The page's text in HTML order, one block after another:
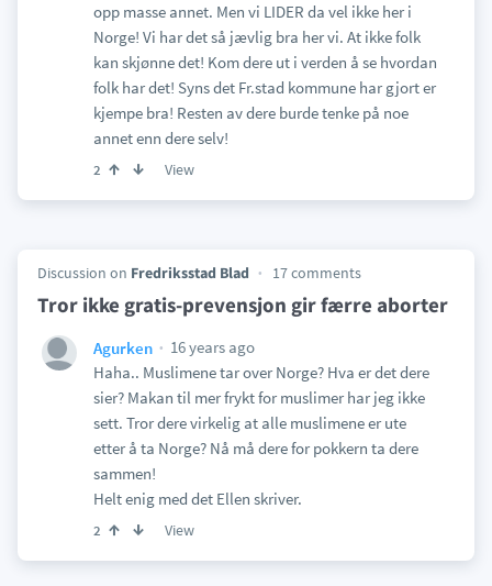
opp masse annet. Men vi LIDER da vel ikke her i
Norge! Vi har det så jævlig bra her vi. At ikke folk
kan skjønne det! Kom dere ut i verden å se hvordan
folk har det! Syns det Fr.stad kommune har gjort er
kjempe bra! Resten av dere burde tenke på noe
annet enn dere selv!
2 View
Discussion on Fredriksstad Blad 17 comments
Tror ikke gratis-prevensjon gir færre aborter
Agurken
16 years ago
Haha.. Muslimene tar over Norge? Hva er det dere
sier? Makan til mer frykt for muslimer har jeg ikke
sett. Tror dere virkelig at alle muslimene er ute
etter å ta Norge? Nå må dere for pokkern ta dere
sammen!
Helt enig med det Ellen skriver.
2 View